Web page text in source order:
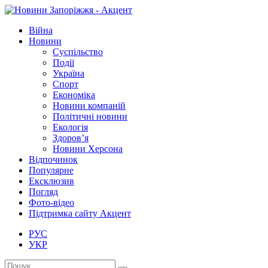
Війна
Новини
Суспільство
Події
Україна
Спорт
Економіка
Новини компаній
Політичні новини
Екологія
Здоров’я
Новини Херсона
Відпочинок
Популярне
Ексклюзив
Погляд
Фото-відео
Підтримка сайту Акцент
РУС
УКР